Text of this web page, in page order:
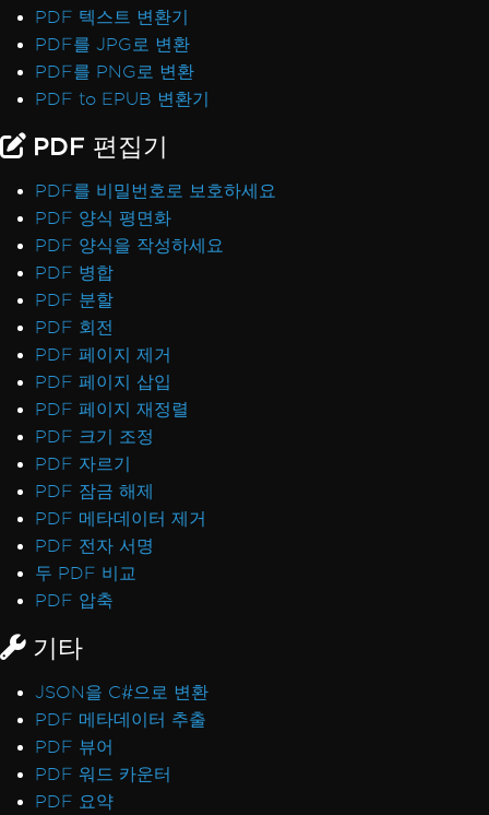
PDF 텍스트 변환기
PDF를 JPG로 변환
PDF를 PNG로 변환
PDF to EPUB 변환기
PDF 편집기
PDF를 비밀번호로 보호하세요
PDF 양식 평면화
PDF 양식을 작성하세요
PDF 병합
PDF 분할
PDF 회전
PDF 페이지 제거
PDF 페이지 삽입
PDF 페이지 재정렬
PDF 크기 조정
PDF 자르기
PDF 잠금 해제
PDF 메타데이터 제거
PDF 전자 서명
두 PDF 비교
PDF 압축
기타
JSON을 C#으로 변환
PDF 메타데이터 추출
PDF 뷰어
PDF 워드 카운터
PDF 요약